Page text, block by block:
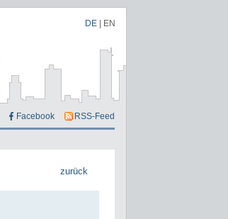
DE EN
Facebook RSS-Feed
zurück